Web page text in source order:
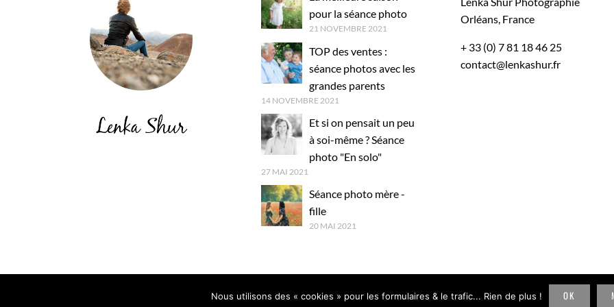
pour la séance photo
21 NOVEMBRE 2021
TOP des ventes :
séance photos avec les
grandes parents
14 NOVEMBRE 2021
Et si on pensait un peu
à soi-même ? Séance
photo "En solo"
27 MAI 2021
Séance photo mère -
fille
20 MAI 2021
Orléans, France
+ 33 (0) 7 81 18 46 25
contact@lenkashur.fr
Tous droits réservés © Lenka Shur PhotographeNous utilisons des « cookies » pour les formulaires & le trafic... Rien de plus ! OK